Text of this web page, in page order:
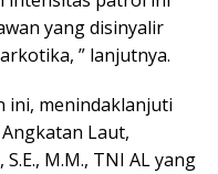
yang disinyalir
” lanjutnya.
ini, menindaklanjuti
Laut,
M.M., TNI AL yang